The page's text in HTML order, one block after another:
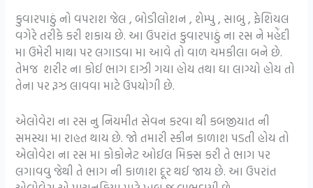
કુવારપાઠું નો વપરાશ જેલ , બોડીલોશન , શેમ્પુ , સાબુ , ફેશિયલ
વગેરે તરીકે કરી શકાય છે. આ ઉપરાંત કુવારપાઠું ના રસ ને મહેંદી
મા ઉમેરી માથા પર લગાડવા મા આવે તો વાળ ચમકીલા બને છે.
તેમજ શરીર ના કોઈ ભાગ દાઝી ગયા હોય તથા ઘા લાગ્યો હોય તો
તેના પર રૂઝ લાવવા માટે ઉપયોગી છે.
એલોવેરા ના રસ નુ નિયમીત સેવન કરવા થી કબજીયાત ની
સમસ્યા મા રાહત થાય છે. જો તમારી સ્કીન કાળાશ પડતી હોય તો
એલોવેરા ના રસ મા કોકોનેટ ઓઈલ મિક્સ કરી તે ભાગ પર
લગાવવુ જેથી તે ભાગ ની કાળાશ દૂર થઈ જાય છે. આ ઉપરાંત